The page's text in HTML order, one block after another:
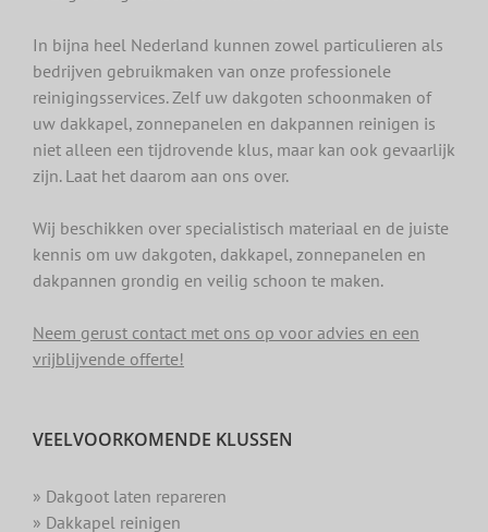
In bijna heel Nederland kunnen zowel particulieren als
bedrijven gebruikmaken van onze professionele
reinigingsservices. Zelf uw dakgoten schoonmaken of
uw dakkapel, zonnepanelen en dakpannen reinigen is
niet alleen een tijdrovende klus, maar kan ook gevaarlijk
zijn. Laat het daarom aan ons over.
Wij beschikken over specialistisch materiaal en de juiste
kennis om uw dakgoten, dakkapel, zonnepanelen en
dakpannen grondig en veilig schoon te maken.
Neem gerust contact met ons op voor advies en een
vrijblijvende offerte!
VEELVOORKOMENDE KLUSSEN
» Dakgoot laten repareren
» Dakkapel reinigen